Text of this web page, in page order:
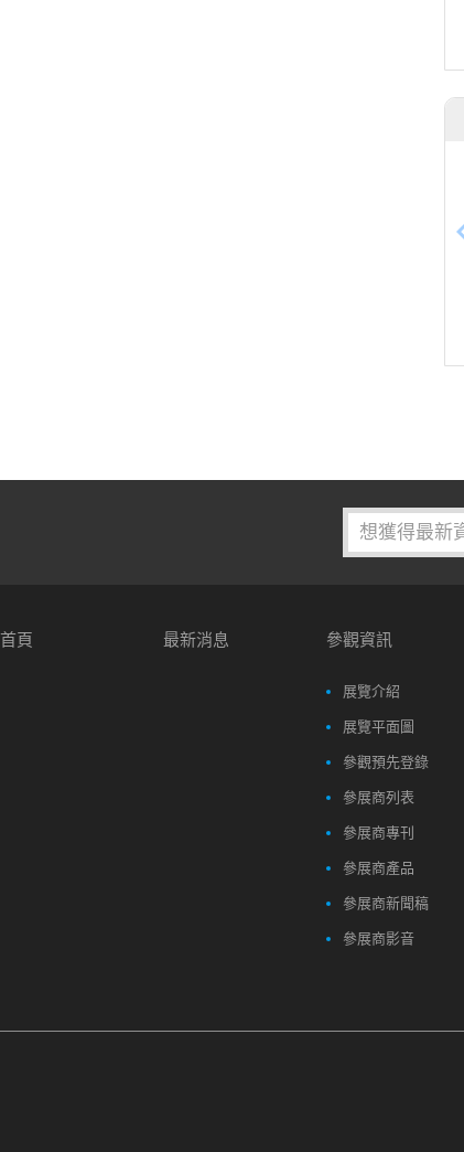
首頁 最新消息 參觀資訊
展覽介紹
展覽平面圖
參觀預先登錄
參展商列表
參展商專刊
參展商產品
參展商新聞稿
參展商影音